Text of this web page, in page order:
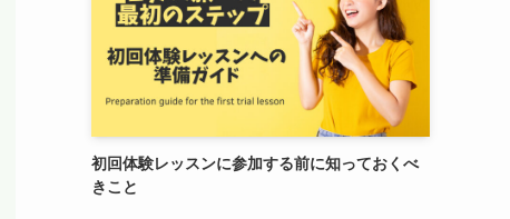
初回体験レッスンに参加する前に知っておくべ
きこと